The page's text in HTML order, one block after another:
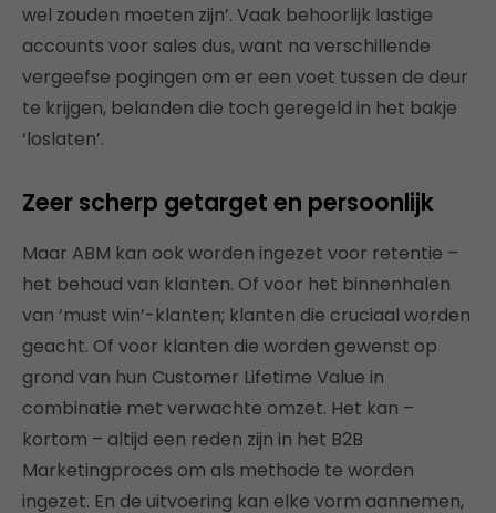
wel zouden moeten zijn’. Vaak behoorlijk lastige
accounts voor sales dus, want na verschillende
vergeefse pogingen om er een voet tussen de deur
te krijgen, belanden die toch geregeld in het bakje
‘loslaten’.
Zeer scherp getarget en persoonlijk
Maar ABM kan ook worden ingezet voor retentie –
het behoud van klanten. Of voor het binnenhalen
van ‘must win’-klanten; klanten die cruciaal worden
geacht. Of voor klanten die worden gewenst op
grond van hun Customer Lifetime Value in
combinatie met verwachte omzet. Het kan –
kortom – altijd een reden zijn in het B2B
Marketingproces om als methode te worden
ingezet. En de uitvoering kan elke vorm aannemen,